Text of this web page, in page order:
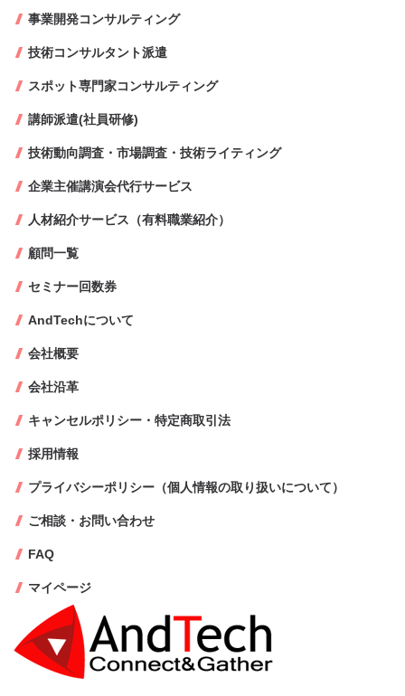
事業開発コンサルティング
技術コンサルタント派遣
スポット専門家コンサルティング
講師派遣(社員研修)
技術動向調査・市場調査・技術ライティング
企業主催講演会代行サービス
人材紹介サービス（有料職業紹介）
顧問一覧
セミナー回数券
AndTechについて
会社概要
会社沿革
キャンセルポリシー・特定商取引法
採用情報
プライバシーポリシー（個人情報の取り扱いについて）
ご相談・お問い合わせ
FAQ
マイページ